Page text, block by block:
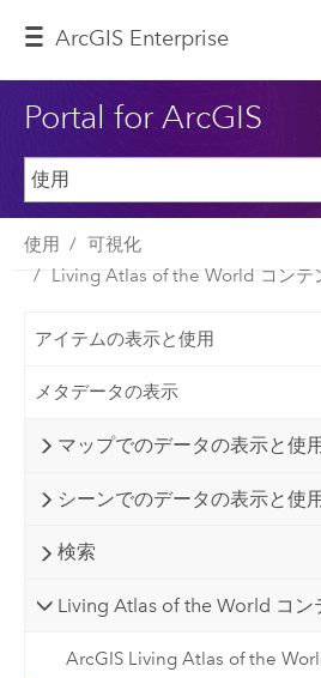
ArcGIS Enterprise
Portal for ArcGIS
使用
可視化
Living Atlas of the World コンテ
アイテムの表示と使用
メタデータの表示
マップでのデータの表示と使
シーンでのデータの表示と使
検索
Living Atlas of the World コン
ArcGIS Living Atlas of the